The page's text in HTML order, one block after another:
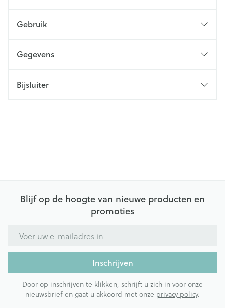
Gebruik
Gegevens
Bijsluiter
Blijf op de hoogte van nieuwe producten en
promoties
Inschrijven
Door op inschrijven te klikken, schrijft u zich in voor onze
nieuwsbrief en gaat u akkoord met onze privacy policy.